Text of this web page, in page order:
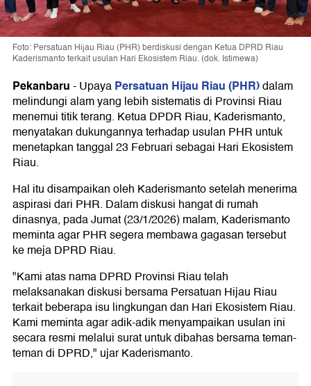
Foto: Persatuan Hijau Riau (PHR) berdiskusi dengan Ketua DPRD Riau
Kaderismanto terkait usulan Hari Ekosistem Riau. (dok. Istimewa)
Pekanbaru-UpayaPersatuan Hijau Riau (PHR)dalam
melindungi alam yang lebih sistematis di Provinsi Riau
menemui titik terang. Ketua DPDR Riau, Kaderismanto,
menyatakan dukungannya terhadap usulan PHR untuk
menetapkan tanggal 23 Februari sebagai Hari Ekosistem
Riau.
Hal itu disampaikan oleh Kaderismanto setelah menerima
aspirasi dari PHR. Dalam diskusi hangat di rumah
dinasnya, pada Jumat (23/1/2026) malam, Kaderismanto
meminta agar PHR segera membawa gagasan tersebut
ke meja DPRD Riau.
"Kami atas nama DPRD Provinsi Riau telah
melaksanakan diskusi bersama Persatuan Hijau Riau
terkait beberapa isu lingkungan dan Hari Ekosistem Riau.
Kami meminta agar adik-adik menyampaikan usulan ini
secara resmi melalui surat untuk dibahas bersama teman-
teman di DPRD," ujar Kaderismanto.